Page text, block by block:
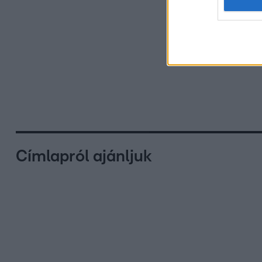
Címlapról ajánljuk